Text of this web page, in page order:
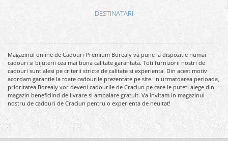
DESTINATARI
Magazinul online de Cadouri Premium Borealy va pune la dispozitie numai
cadouri si bijuterii cea mai buna calitate garantata. Toti furnizorii nostri de
cadouri sunt alesi pe criterii stricte de calitate si experienta. Din acest motiv
acordam garantie la toate cadourile prezentate pe site. In urmatoarea perioada,
prioritatea Borealy vor deveni cadourile de Craciun pe care le puteti alege din
magazin beneficiind de livrare si ambalare gratuit. Va invitam in magazinul
nostru de cadouri de Craciun pentru o experienta de neuitat!